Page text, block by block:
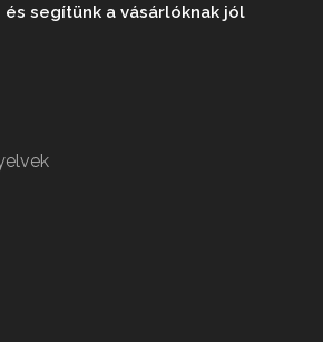
segítünk a vásárlóknak jól